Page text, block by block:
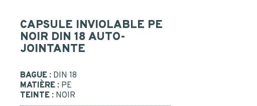
NEWSLETTER
notre newsletter trimestrielle et restez en
veille des innovations des acteurs du packaging.
Nous nous engageons à ne jamais transmettre vos
informations à d'autres sociétés.
CAPSULE INVIOLABLE PE
NOIR DIN 18 AUTO-
JOINTANTE
BAGUE : DIN 18
MATIÈRE : PE
TEINTE : NOIR